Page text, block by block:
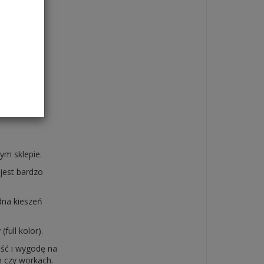
także do
sklepie.
bardzo
kieszeń
(full kolor).
i wygodę na
czy workach.